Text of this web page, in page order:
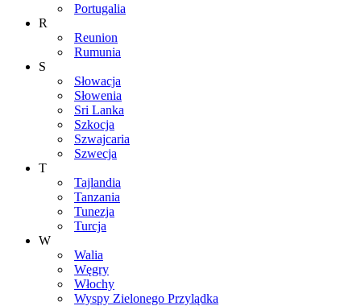
Portugalia
R
Reunion
Rumunia
S
Słowacja
Słowenia
Sri Lanka
Szkocja
Szwajcaria
Szwecja
T
Tajlandia
Tanzania
Tunezja
Turcja
W
Walia
Węgry
Włochy
Wyspy Zielonego Przylądka